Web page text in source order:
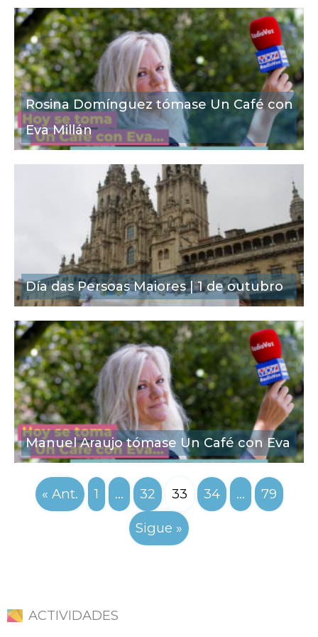
Rosina Domínguez tómase Un Café con
Eva Millán
Día das Persoas Maiores | 1 de outubro
Manuel Araujo tómase Un Café con Eva
« Ant. 1 … 32 33 34 … 79
Sigue »
ACTIVIDADES